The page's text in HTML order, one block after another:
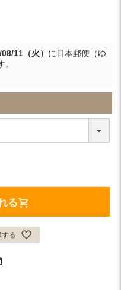
11（火） に 日本郵便（ゆ
る
する